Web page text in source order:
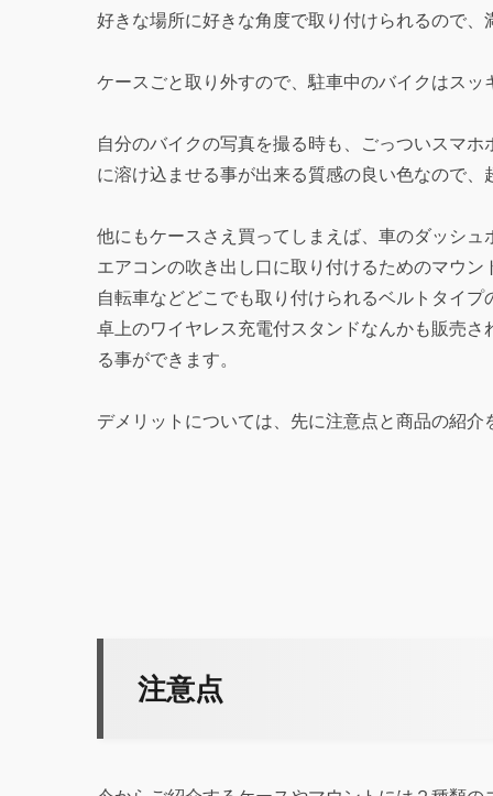
好きな場所に好きな角度で取り付けられるので、
ケースごと取り外すので、駐車中のバイクはスッ
自分のバイクの写真を撮る時も、ごっついスマ
に溶け込ませる事が出来る質感の良い色なので、
他にもケースさえ買ってしまえば、車のダッシュ
エアコンの吹き出し口に取り付けるためのマウン
自転車などどこでも取り付けられるベルトタイプ
卓上のワイヤレス充電付スタンドなんかも販売
る事ができます。
デメリットについては、先に注意点と商品の紹介
注意点